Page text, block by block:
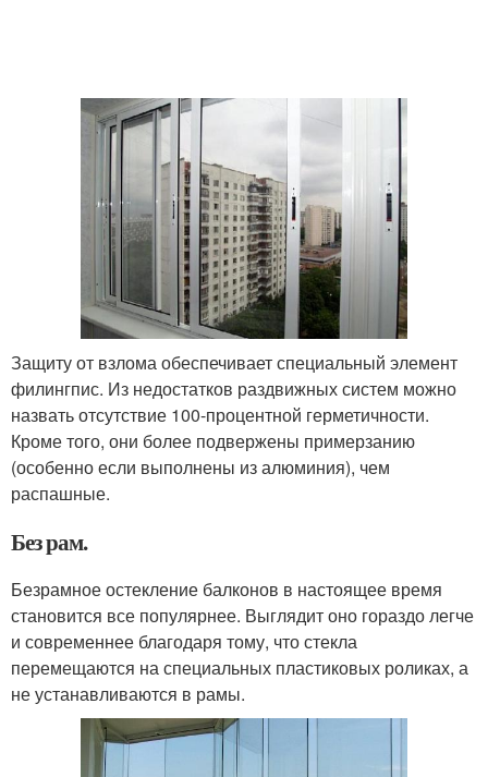
Защиту от взлома обеспечивает специальный элемент
филингпис. Из недостатков раздвижных систем можно
назвать отсутствие 100-процентной герметичности.
Кроме того, они более подвержены примерзанию
(особенно если выполнены из алюминия), чем
распашные.
Без рам.
Безрамное остекление балконов в настоящее время
становится все популярнее. Выглядит оно гораздо легче
и современнее благодаря тому, что стекла
перемещаются на специальных пластиковых роликах, а
не устанавливаются в рамы.